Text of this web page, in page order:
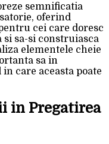
semnificatia
oferind
cei care doresc
si sa-si construiasca
elementele cheie
sa in
care aceasta poate
in Pregatirea